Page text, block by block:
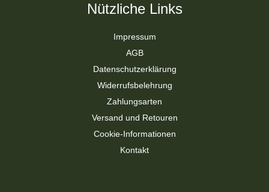
Nützliche Links
Impressum
AGB
Datenschutzerklärung
Widerrufsbelehrung
Zahlungsarten
Versand und Retouren
Cookie-Informationen
Kontakt